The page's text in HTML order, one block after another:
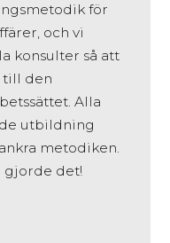
för
och vi
konsulter så att
till den
Alla
utbildning
metodiken.
gjorde det!